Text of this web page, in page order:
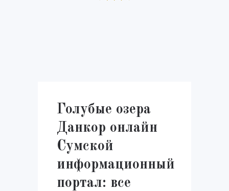
Голубые озера
Данкор онлайн
Сумской
информационный
портал: все